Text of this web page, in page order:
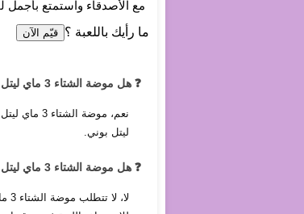
مع الأصدقاء واستمتع
ما رأيك باللعبة ؟
قيّم الآن
❓ هل موضة الشتاء 3 ماي ليتل بوني – لعبة تلبيس شتوية بأزياء مميزة لمهور إكوستريا, مجانية ويمكن لعبها أونلاين؟
نعم،
ليتل بوني.
❓ هل موضة الشتاء 3 ماي ليتل بوني – لعبة تلبيس شتوية بأزياء مميزة لمهور إكوستريا, تتطلب برامج خاصة للتشغيل؟